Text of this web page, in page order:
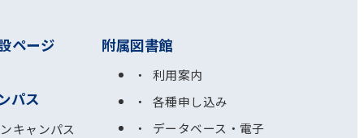
ページ
パス
キャンパス
附属図書館
利用案内
各種申し込み
データベース・電子